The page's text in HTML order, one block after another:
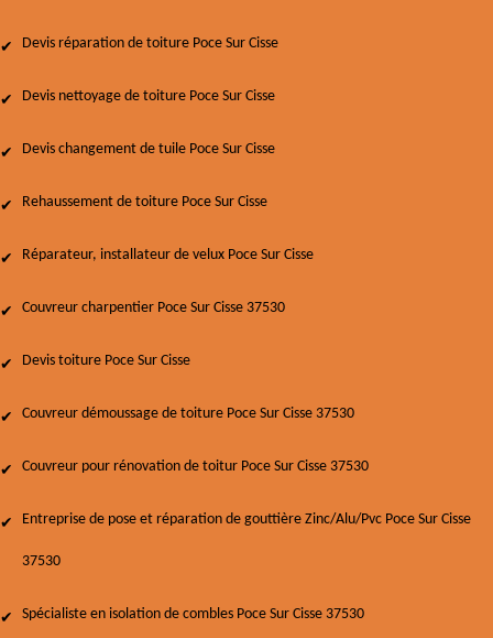
Devis réparation de toiture Poce Sur Cisse
Devis nettoyage de toiture Poce Sur Cisse
Devis changement de tuile Poce Sur Cisse
Rehaussement de toiture Poce Sur Cisse
Réparateur, installateur de velux Poce Sur Cisse
Couvreur charpentier Poce Sur Cisse 37530
Devis toiture Poce Sur Cisse
Couvreur démoussage de toiture Poce Sur Cisse 37530
Couvreur pour rénovation de toitur Poce Sur Cisse 37530
Entreprise de pose et réparation de gouttière Zinc/Alu/Pvc Poce Sur Cisse
37530
Spécialiste en isolation de combles Poce Sur Cisse 37530